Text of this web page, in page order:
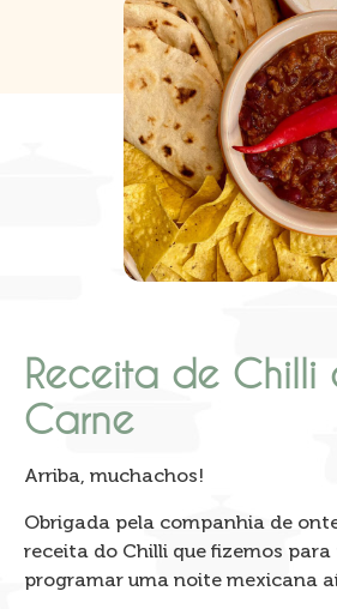
Receita de Chilli
Carne
Arriba, muchachos!
Obrigada pela companhia de
receita do Chilli que fizemos
programar uma noite mexicana